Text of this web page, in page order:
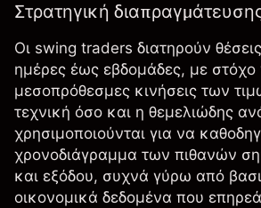
Στρατηγική
Οι swing traders διατηρούν
ημέρες έως εβδομάδες, με
μεσοπρόθεσμες κινήσεις των
τεχνική όσο και η θεμελιώδης
χρησιμοποιούνται για να
χρονοδιάγραμμα των πιθανών
και εξόδου, συχνά γύρω από
οικονομικά δεδομένα που